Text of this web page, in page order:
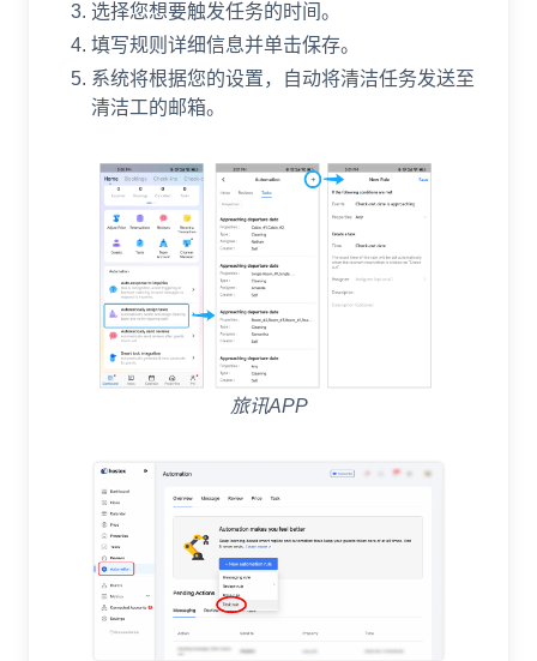
选择您想要触发任务的时间。
填写规则详细信息并单击保存。
系统将根据您的设置，自动将清洁任务发送至
清洁工的邮箱。
旅讯APP